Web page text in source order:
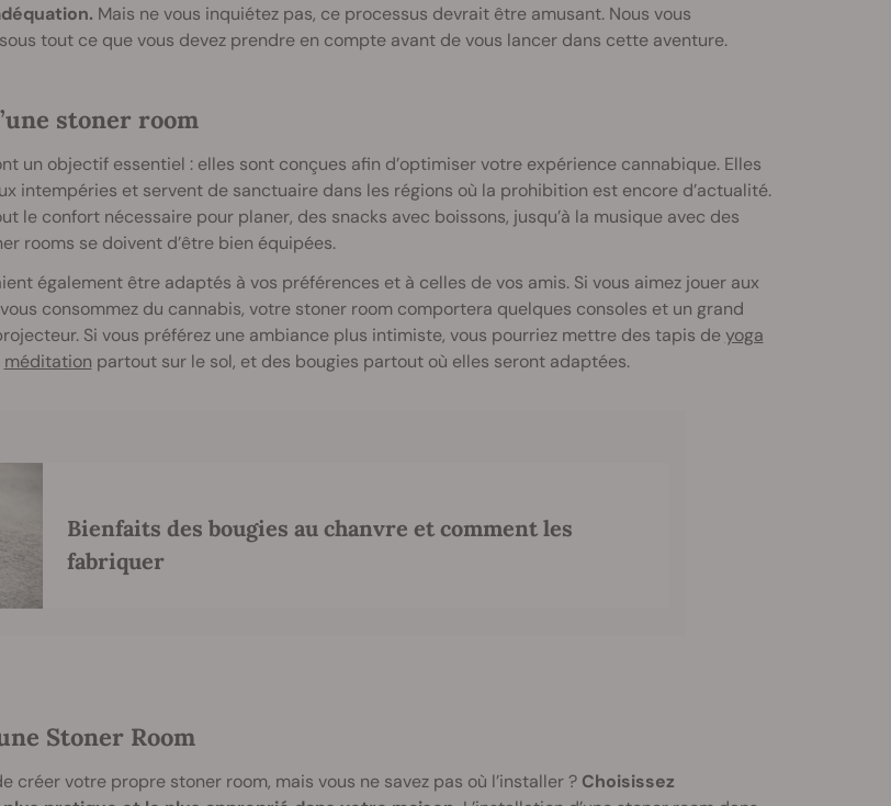
Mais ne vous inquiétez pas, ce processus devrait être amusant. Nous vous
tout ce que vous devez prendre en compte avant de vous lancer dans cette aventure.
stoner room
un objectif essentiel : elles sont conçues afin d’optimiser votre expérience cannabique. Elles
intempéries et servent de sanctuaire dans les régions où la prohibition est encore d’actualité.
le confort nécessaire pour planer, des snacks avec boissons, jusqu’à la musique avec des
rooms se doivent d’être bien équipées.
également être adaptés à vos préférences et à celles de vos amis. Si vous aimez jouer aux
consommez du cannabis, votre stoner room comportera quelques consoles et un grand
Si vous préférez une ambiance plus intimiste, vous pourriez mettre des tapis deyoga
méditation partout sur le sol, et des bougies partout où elles seront adaptées.
Bienfaits des bougies au chanvre et comment les
fabriquer
Stoner Room
créer votre propre stoner room, mais vous ne savez pas où l’installer ? Choisissez